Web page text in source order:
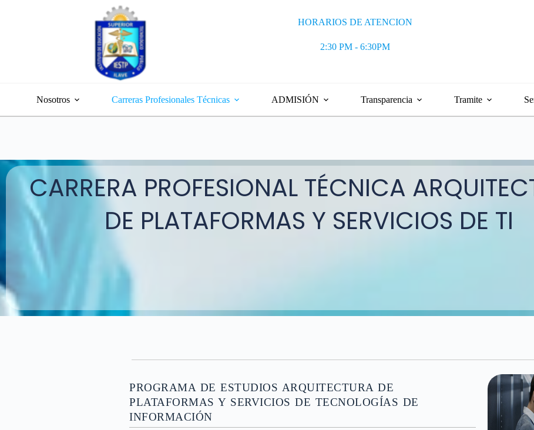
CARRETERA PANAMERICANA KM. 4.5 COMUNIDAD
HORARIOS DE ATENCION
2:30 PM - 6:30PM
Nosotros Carreras Profesionales Técnicas ADMISIÓN Transparencia Tramite
CARRERA PROFESIONAL TÉCNICA
DE PLATAFORMAS Y SERVICIOS DE TI
PROGRAMA DE ESTUDIOS ARQUITECTURA DE
PLATAFORMAS Y SERVICIOS DE TECNOLOGÍAS DE
INFORMACIÓN